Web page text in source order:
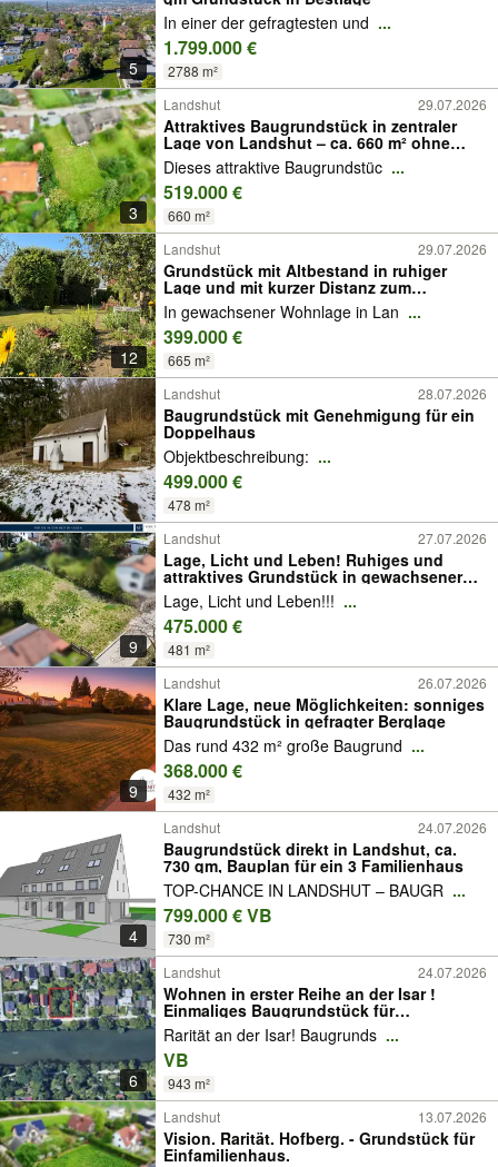
5
In einer der gefragtesten und ...
1.799.000 €
2788 m²
3
Landshut 29.07.2026
Attraktives Baugrundstück in zentraler
Lage von Landshut – ca. 660 m² ohne
Bauzwang zu verkaufen
Dieses attraktive Baugrundstüc ...
519.000 €
660 m²
12
Landshut 29.07.2026
Grundstück mit Altbestand in ruhiger
Lage und mit kurzer Distanz zum
Hauptbahnhof in Landshut
In gewachsener Wohnlage in Lan ...
399.000 €
665 m²
Landshut
28.07.2026
Baugrundstück mit Genehmigung für ein
Doppelhaus
Objektbeschreibung: ...
499.000 €
478 m²
9
Landshut 27.07.2026
Lage, Licht und Leben! Ruhiges und
attraktives Grundstück in gewachsener
Wohnsiedlung am Hofberg!
Lage, Licht und Leben!!! ...
475.000 €
481 m²
9
Landshut 26.07.2026
Klare Lage, neue Möglichkeiten: sonniges
Baugrundstück in gefragter Berglage
Das rund 432 m² große Baugrund ...
368.000 €
432 m²
4
Landshut 24.07.2026
Baugrundstück direkt in Landshut, ca.
730 qm, Bauplan für ein 3 Familienhaus
TOP-CHANCE IN LANDSHUT – BAUGR ...
799.000 € VB
730 m²
6
Landshut 24.07.2026
Wohnen in erster Reihe an der Isar !
Einmaliges Baugrundstück für
EFH/ZFH/MFH !
Rarität an der Isar! Baugrunds ...
VB
943 m²
Landshut 13.07.2026
Vision. Rarität. Hofberg. - Grundstück für
Einfamilienhaus.